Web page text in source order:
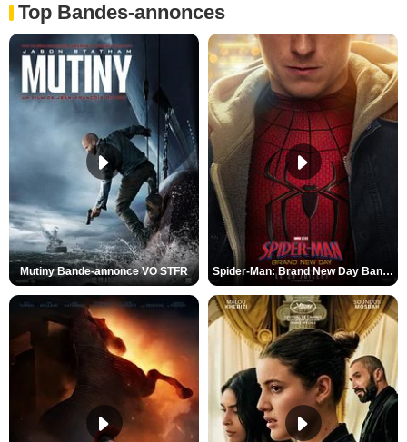
Top Bandes-annonces
Mutiny Bande-annonce VO STFR Spider-Man: Brand New Day Bande-annonce VO STFR